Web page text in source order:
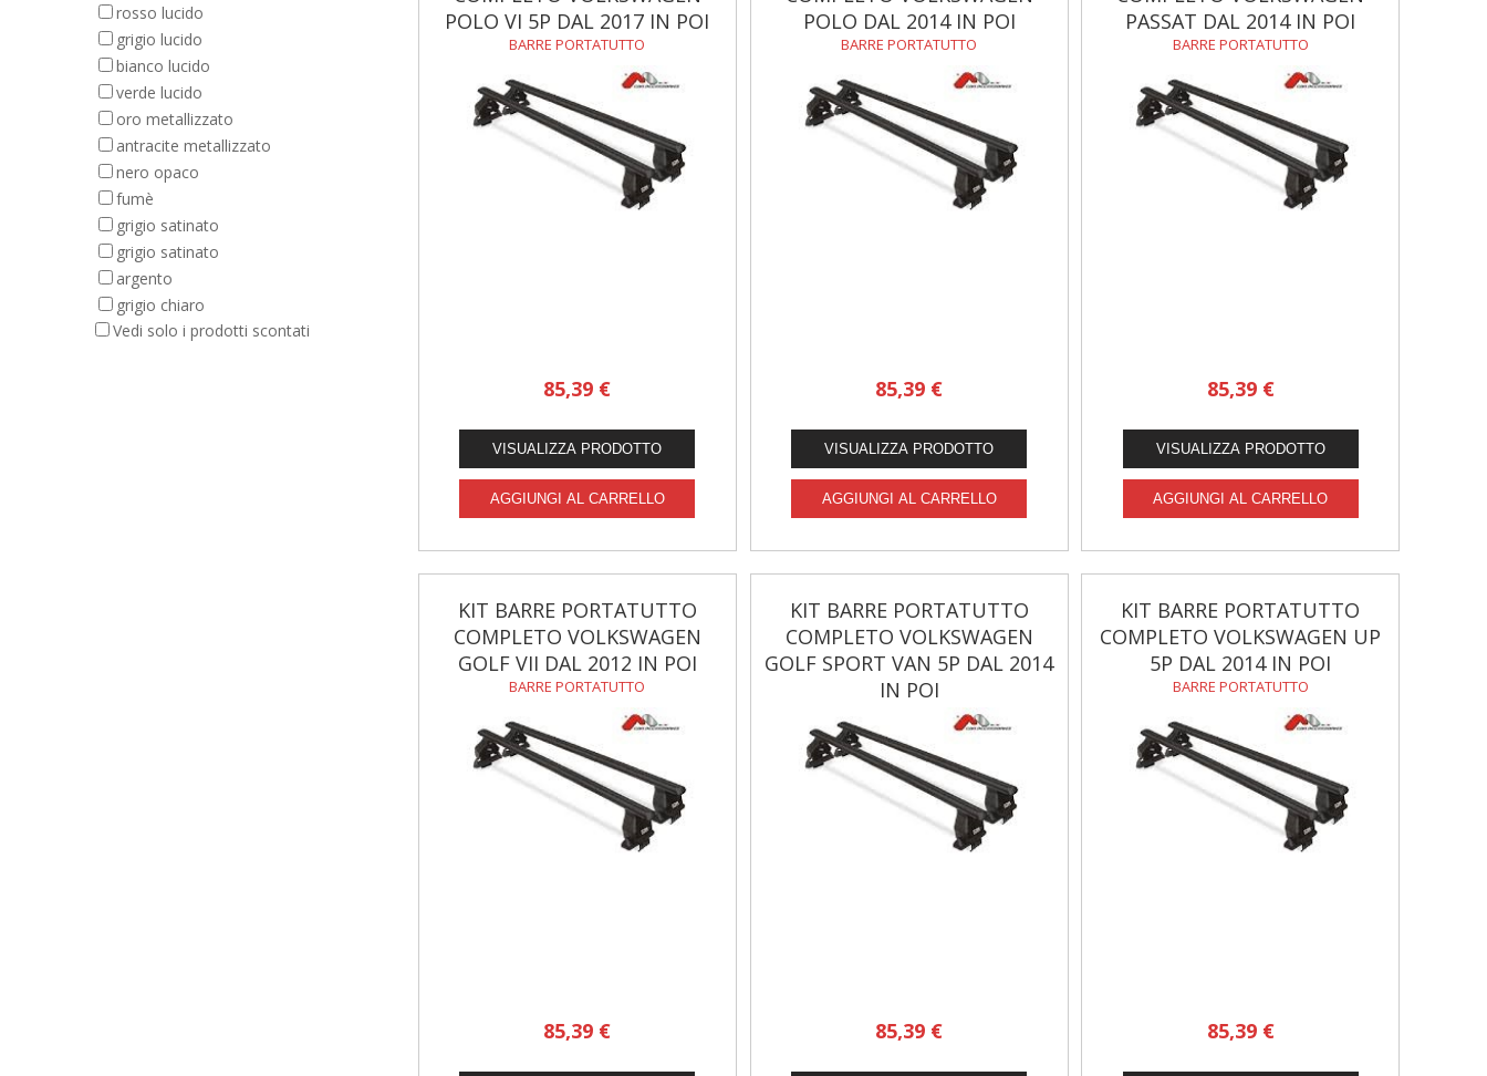
rosso lucido
grigio lucido
bianco lucido
verde lucido
oro metallizzato
antracite metallizzato
nero opaco
fumè
grigio satinato
grigio satinato
argento
grigio chiaro
Vedi solo i prodotti scontati
POLO VI 5P DAL 2017 IN POI
BARRE PORTATUTTO
85,39 €
POLO DAL 2014 IN POI
BARRE PORTATUTTO
85,39 €
PASSAT DAL 2014 IN POI
BARRE PORTATUTTO
85,39 €
KIT BARRE PORTATUTTO
COMPLETO VOLKSWAGEN
GOLF VII DAL 2012 IN POI
BARRE PORTATUTTO
85,39 €
KIT BARRE PORTATUTTO
COMPLETO VOLKSWAGEN
GOLF SPORT VAN 5P DAL 2014
IN POI
BARRE PORTATUTTO
85,39 €
KIT BARRE PORTATUTTO
COMPLETO VOLKSWAGEN UP
5P DAL 2014 IN POI
BARRE PORTATUTTO
85,39 €